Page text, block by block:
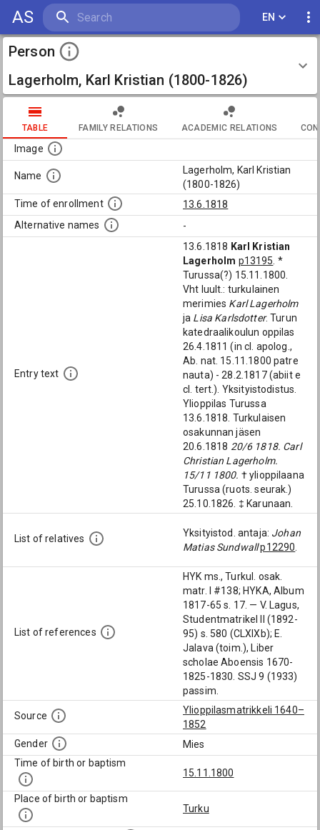
AS EN
Person
Lagerholm, Karl Kristian (1800-1826)
TABLE FAMILY RELATIONS ACADEMIC RELATIONS
Image
Name
Lagerholm, Karl Kristian
(1800-1826)
Time of enrollment
13.6.1818
Alternative names
-
Entry text
13.6.1818 Karl Kristian
Lagerholm p13195 . *
Turussa(?) 15.11.1800.
Vht luult.: turkulainen
merimies Karl Lagerholm
ja Lisa Karlsdotter. Turun
katedraalikoulun oppilas
26.4.1811 (in cl. apolog.,
Ab. nat. 15.11.1800 patre
nauta) - 28.2.1817 (abiit e
cl. tert.). Yksityistodistus.
Ylioppilas Turussa
13.6.1818. Turkulaisen
osakunnan jäsen
20.6.1818 20/6 1818. Carl
Christian Lagerholm.
15/11 1800. † ylioppilaana
Turussa (ruots. seurak.)
25.10.1826. ‡ Karunaan.
List of relatives
Yksityistod. antaja: Johan
Matias Sundwallp12290
List of references
HYK ms., Turkul. osak.
matr. I #138; HYKA, Album
1817-65 s. 17. — V. Lagus,
Studentmatrikel II (1892-
95) s. 580 (CLXIXb); E.
Jalava (toim.), Liber
scholae Aboensis 1670-
1825-1830. SSJ 9 (1933)
passim.
Source
Ylioppilasmatrikkeli 1640–
1852
Gender
Mies
Time of birth or baptism
15.11.1800
Place of birth or baptism
Turku